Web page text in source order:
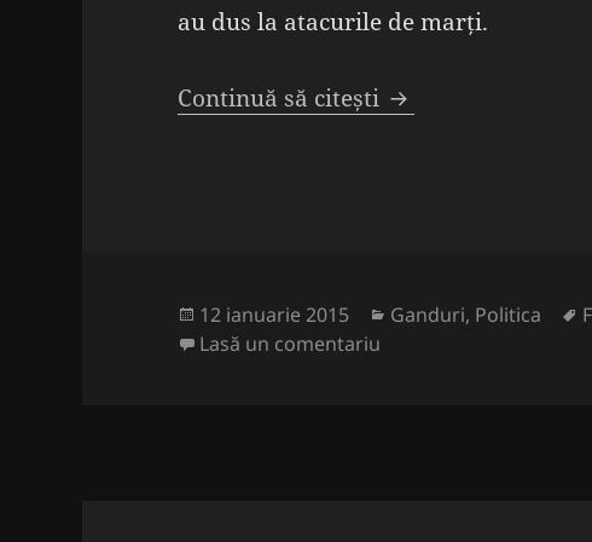
au dus la atacurile de marți.
Continuă să citești De ce nu ține „Je
Publicat
pe
12 ianuarie 2015 Categorii
Ganduri, Politica
Lasă un comentariu